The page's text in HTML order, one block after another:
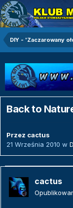
DIY - 'Zaczarowany
Back to
Przez cactus
21 Września 2010 w
cactus